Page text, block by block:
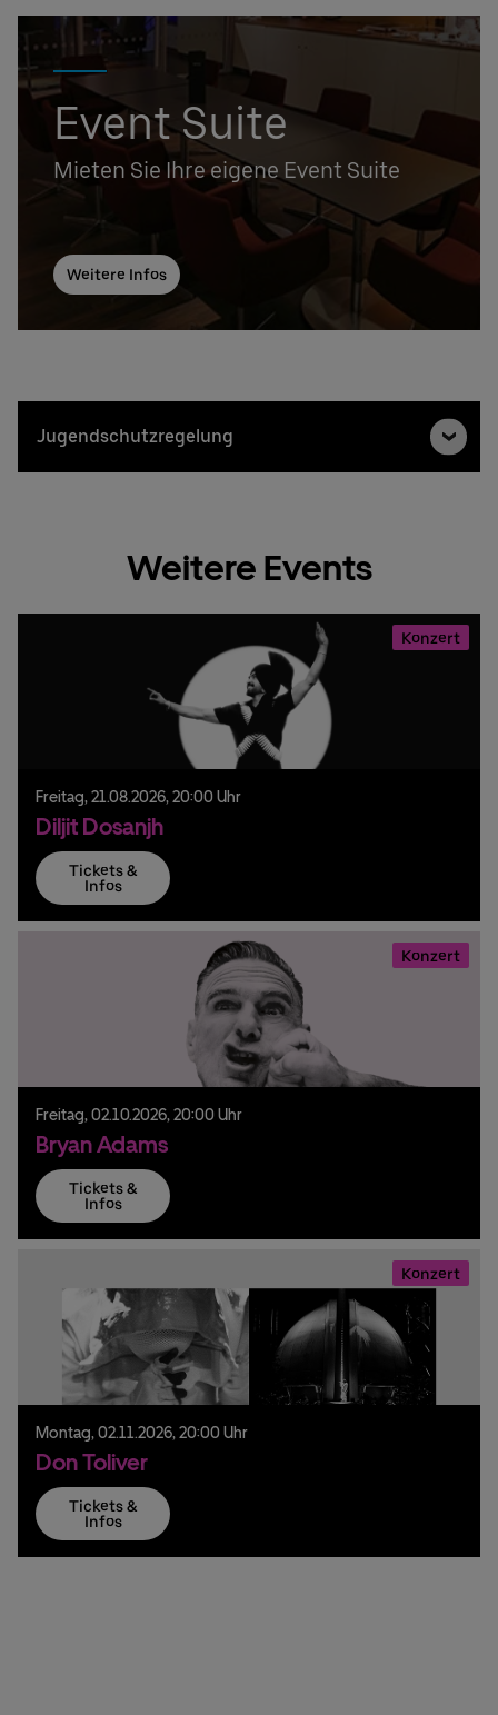
Event Suite
Mieten Sie Ihre eigene Event Suite
Weitere Infos
Jugendschutzregelung
Weitere Events
Konzert
Freitag, 21.08.2026, 20:00 Uhr
Diljit Dosanjh
Tickets &
Infos
Konzert
Freitag, 02.10.2026, 20:00 Uhr
Bryan Adams
Tickets &
Infos
Konzert
Montag, 02.11.2026, 20:00 Uhr
Don Toliver
Tickets &
Infos